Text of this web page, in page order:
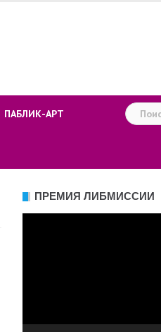
ПАБЛИК-АРТ Найти:
ПРЕМИЯ ЛИБМИССИИ